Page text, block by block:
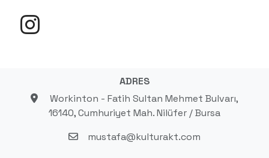
ADRES
Workinton - Fatih Sultan Mehmet Bulvarı,
16140, Cumhuriyet Mah. Nilüfer / Bursa
mustafa@kulturakt.com